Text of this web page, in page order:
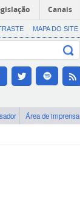
Canais
MAPA DO SITE
Área de imprensa